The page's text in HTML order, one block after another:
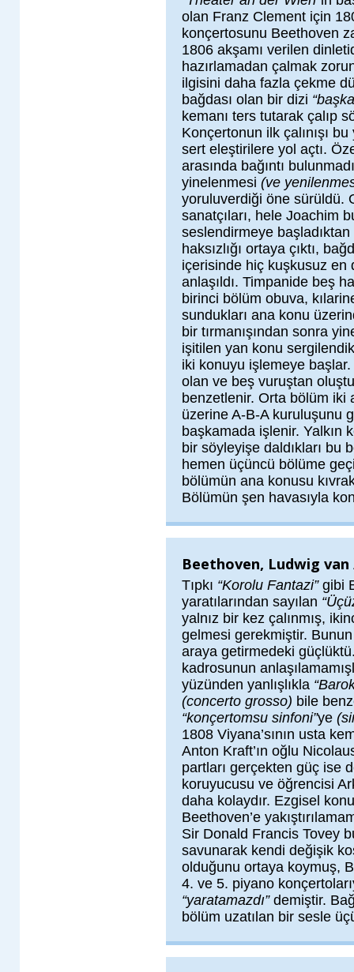
olan Franz Clement için
konçertosunu Beethoven
1806 akşamı verilen
hazırlamadan çalmak
ilgisini daha fazla çekme
bağdası olan bir dizi
kemanı ters tutarak çalıp
Konçertonun ilk çalınışı
sert eleştirilere yol açtı.
arasında bağıntı
yinelenmesi (ve
yoruluverdiği öne sürüldü.
sanatçıları, hele Joachim
seslendirmeye
haksızlığı ortaya çıktı,
içerisinde hiç kuşkusuz en
anlaşıldı. Timpanide beş
birinci bölüm obuva,
sundukları ana konu
bir tırmanışından sonra
işitilen yan konu
iki konuyu işlemeye
olan ve beş vuruştan
benzetlenir. Orta bölüm iki
üzerine A-B-A kuruluşunu
başkamada işlenir. Yalkın
bir söyleyişe daldıkları bu
hemen üçüncü bölüme
bölümün ana konusu
Bölümün şen havasıyla
Beethoven, Ludwig
Tıpkı “Korolu Fantazi” gibi
yaratılarından sayılan
yalnız bir kez çalınmış,
gelmesi gerekmiştir.
araya getirmedeki
kadrosunun
yüzünden yanlışlıkla
(concerto grosso) bile
“konçertomsu sinfoni”ye
1808 Viyana’sının usta
Anton Kraft’ın oğlu
partları gerçekten güç ise
koruyucusu ve öğrencisi
daha kolaydır. Ezgisel
Beethoven’e
Sir Donald Francis Tovey
savunarak kendi değişik
olduğunu ortaya koymuş,
4. ve 5. piyano
“yaratamazdı” demiştir.
bölüm uzatılan bir sesle